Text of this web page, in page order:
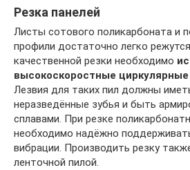
Резка панелей
Листы сотового поликарбоната и
профили достаточно легко
качественной резки необходимо
высокоскоростные
Лезвия для таких пил должны
неразведённые зубья и быть
сплавами. При резке
необходимо надёжно
вибрации. Производить резку
ленточной пилой.